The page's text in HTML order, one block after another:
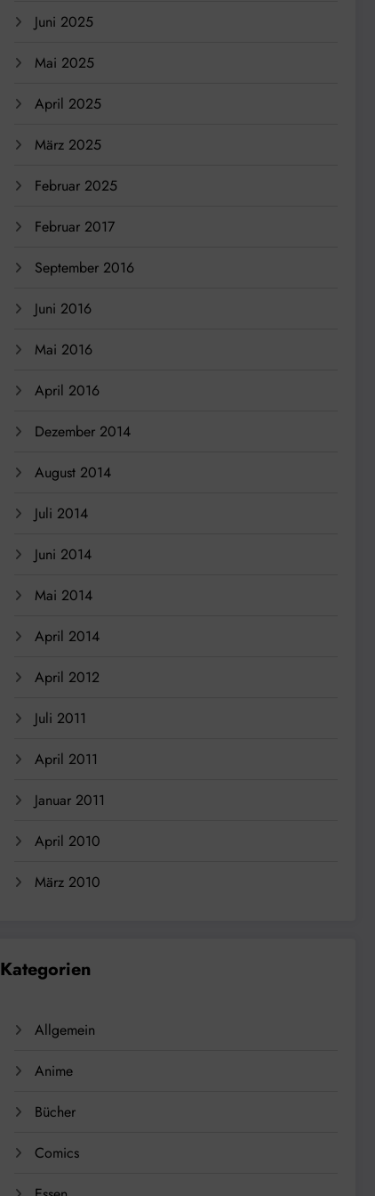
Juni 2025
Mai 2025
April 2025
März 2025
Februar 2025
Februar 2017
September 2016
Juni 2016
Mai 2016
April 2016
Dezember 2014
August 2014
Juli 2014
Juni 2014
Mai 2014
April 2014
April 2012
Juli 2011
April 2011
Januar 2011
April 2010
März 2010
Kategorien
Allgemein
Anime
Bücher
Comics